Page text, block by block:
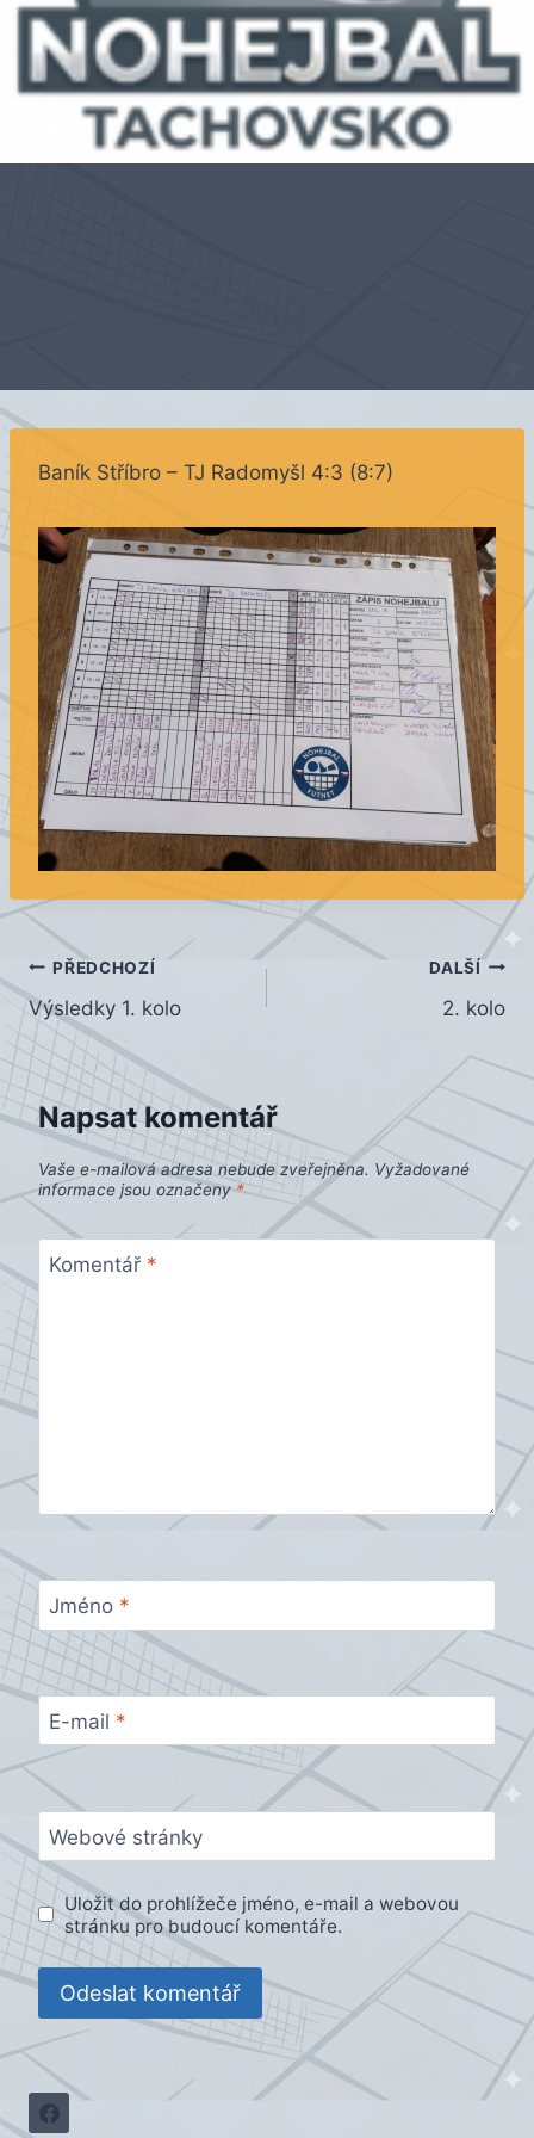
Baník Stříbro – TJ Radomyšl 4:3 (8:7)
Navigace
pro
příspěvek
PŘEDCHOZÍ
Výsledky 1. kolo
DALŠÍ
2. kolo
Napsat komentář
Vaše e-mailová adresa nebude zveřejněna. Vyžadované
informace jsou označeny*
Komentář *
Jméno *
E-mail *
Webové stránky
Uložit do prohlížeče jméno, e-mail a webovou
stránku pro budoucí komentáře.